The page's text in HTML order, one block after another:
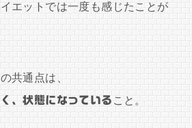
エットでは一度も感じたことが
共通点は、
、状態になっている こと。